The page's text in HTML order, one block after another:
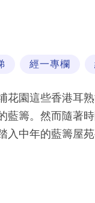
經一專欄
花園這些香港耳
藍籌。然而隨著
入中年的藍籌屋